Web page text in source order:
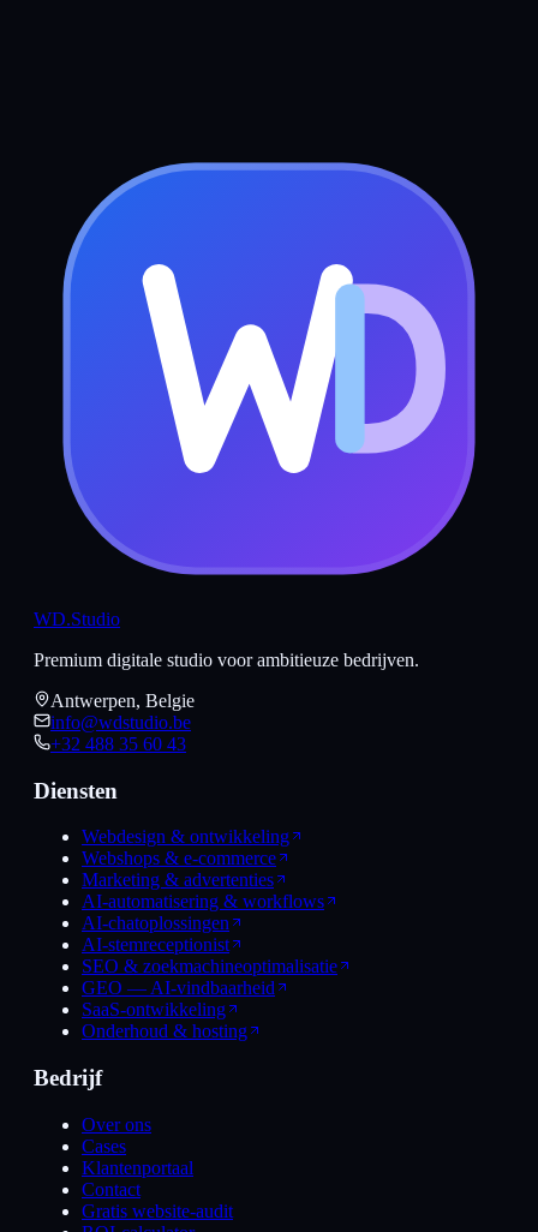
WD.Studio
Premium digitale studio voor ambitieuze bedrijven.
Antwerpen, Belgie
info@wdstudio.be
+32 488 35 60 43
Diensten
Webdesign & ontwikkeling
Webshops & e-commerce
Marketing & advertenties
AI-automatisering & workflows
AI-chatoplossingen
AI-stemreceptionist
SEO & zoekmachineoptimalisatie
GEO — AI-vindbaarheid
SaaS-ontwikkeling
Onderhoud & hosting
Bedrijf
Over ons
Cases
Klantenportaal
Contact
Gratis website-audit